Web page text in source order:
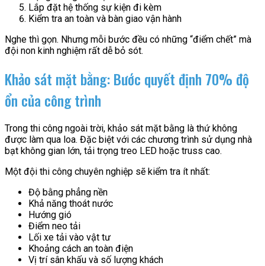
Lắp đặt hệ thống sự kiện đi kèm
Kiểm tra an toàn và bàn giao vận hành
Nghe thì gọn. Nhưng mỗi bước đều có những “điểm chết” mà
đội non kinh nghiệm rất dễ bỏ sót.
Khảo sát mặt bằng: Bước quyết định 70% độ
ổn của công trình
Trong thi công ngoài trời, khảo sát mặt bằng là thứ không
được làm qua loa. Đặc biệt với các chương trình sử dụng nhà
bạt không gian lớn, tải trọng treo LED hoặc truss cao.
Một đội thi công chuyên nghiệp sẽ kiểm tra ít nhất:
Độ bằng phẳng nền
Khả năng thoát nước
Hướng gió
Điểm neo tải
Lối xe tải vào vật tư
Khoảng cách an toàn điện
Vị trí sân khấu và số lượng khách